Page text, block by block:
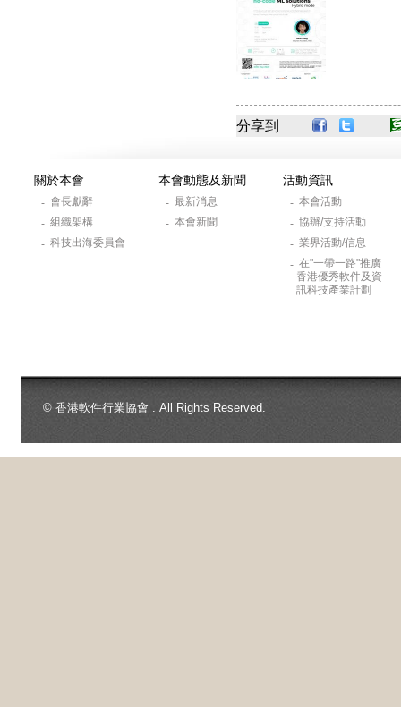
分享到
關於本會
- 會長獻辭
- 組織架構
- 科技出海委員會
本會動態及新聞
- 最新消息
- 本會新聞
活動資訊
- 本會活動
- 協辦/支持活動
- 業界活動/信息
- 在"一帶一路"推廣
香港優秀軟件及資
訊科技產業計劃
© 香港軟件行業協會 . All Rights Reserved.